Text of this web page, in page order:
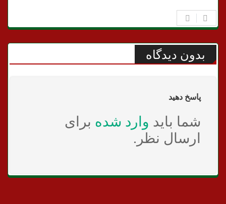
بدون دیدگاه
پاسخ دهید
شما باید وارد شده برای
ارسال نظر.